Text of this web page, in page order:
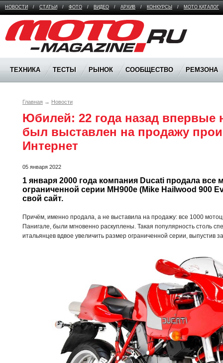
НОВОСТИ / СТАТЬИ / ФОТО / ВИДЕО / АРХИВ / КОНКУРСЫ / МОТО КАТАЛОГ
Moto Magazine
ТЕХНИКА ТЕСТЫ РЫНОК СООБЩЕСТВО РЕМЗОНА
Главная → Новости
Юбилей: 22 года назад впервые
был выставлен на продажу
Интернет
05 января 2022
1 января 2000 года компания Ducati продала все
ограниченной серии MH900e (Mike Hailwood 900
свой сайт.
Причём, именно продала, а не выставила на продажу: все 1000
Панигале, были мгновенно раскуплены. Такая популярность столь
итальянцев вдвое увеличить размер ограниченной серии, выпустив